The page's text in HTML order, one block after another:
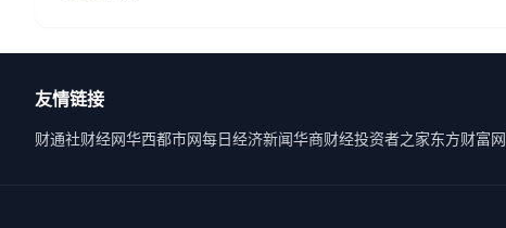
友情链接
财通社财经网华西都市网每日经济新闻华商财经投资者之家东方财富网